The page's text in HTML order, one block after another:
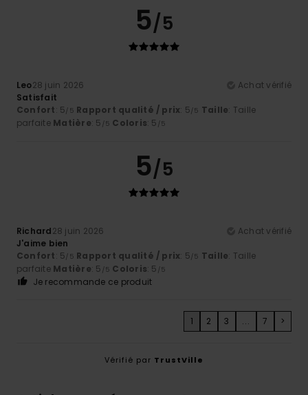
5/5
Leo28 juin 2026
Achat vérifié
Satisfait
Confort: 5 /5 Rapport qualité / prix: 5 /5 Taille: Taille
parfaite Matière: 5 /5 Coloris: 5 /5
5/5
Richard28 juin 2026
Achat vérifié
J'aime bien
Confort: 5 /5 Rapport qualité / prix: 5 /5 Taille: Taille
parfaite Matière: 5 /5 Coloris: 5 /5
Je recommande ce produit
1 2 3 ... 7 >
Vérifié par TrustVille